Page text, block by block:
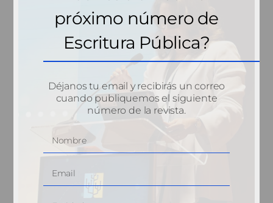
próximo número de
Escritura Pública?
Déjanos tu email y recibirás un correo
cuando publiquemos el siguiente
número de la revista.